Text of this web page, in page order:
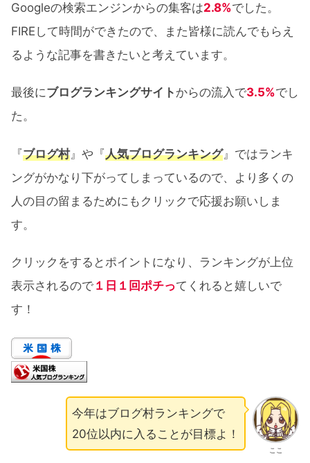
Googleの検索エンジンからの集客は2.8%でした。
FIREして時間ができたので、また皆様に読んでもらえ
るような記事を書きたいと考えています。
最後にブログランキングサイト からの流入で3.5%でし
た。
『ブログ村』や『人気ブログランキング』ではランキ
ングがかなり下がってしまっているので、より多くの
人の目の留まるためにもクリックで応援お願いしま
す。
クリックをするとポイントになり、ランキングが上位
表示されるので １日１回ポチってくれると嬉しいで
す！
ここ
今年はブログ村ランキングで
20位以内に入ることが目標よ！